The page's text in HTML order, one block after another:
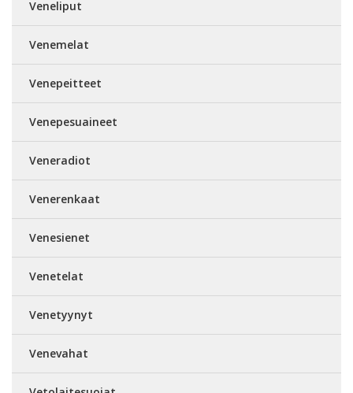
Veneliput
Venemelat
Venepeitteet
Venepesuaineet
Veneradiot
Venerenkaat
Venesienet
Venetelat
Venetyynyt
Venevahat